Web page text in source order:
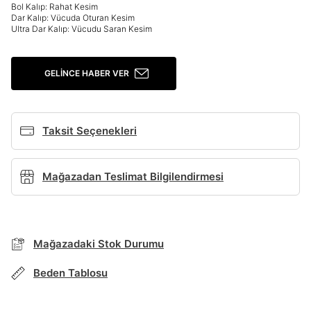
Bol Kalıp: Rahat Kesim
Dar Kalıp: Vücuda Oturan Kesim
Ultra Dar Kalıp: Vücudu Saran Kesim
GELINCE HABER VER
Taksit Seçenekleri
TAKSİT SEÇENEKLERİ
Mağazadan Teslimat Bilgilendirmesi
Mağazadaki Stok Durumu
Beden Tablosu
Mağazada Bul